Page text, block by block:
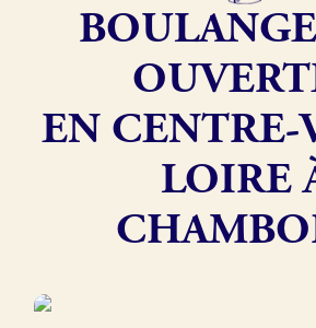
Je suis
Je découvre
Boulangerie
France
Boulangerie
Offres
Fonds de
EN CENTRE-
LOIRE